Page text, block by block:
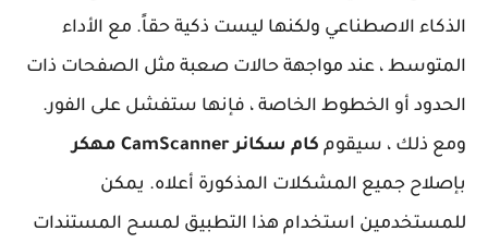
الذكاء الاصطناعي ولكنها ليست ذكية حقاً. مع الأداء
المتوسط ​​، عند مواجهة حالات صعبة مثل الصفحات ذات
الحدود أو الخطوط الخاصة ، فإنها ستفشل على الفور.
ومع ذلك ، سيقوم كام سكانر CamScanner مهكر
بإصلاح جميع المشكلات المذكورة أعلاه. يمكن
للمستخدمين استخدام هذا التطبيق لمسح المستندات